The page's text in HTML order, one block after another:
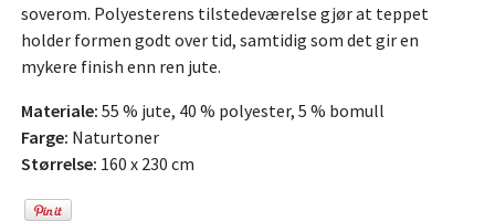
soverom. Polyesterens tilstedeværelse gjør at teppet
holder formen godt over tid, samtidig som det gir en
mykere finish enn ren jute.
Materiale: 55 % jute, 40 % polyester, 5 % bomull
Farge: Naturtoner
Størrelse: 160 x 230 cm